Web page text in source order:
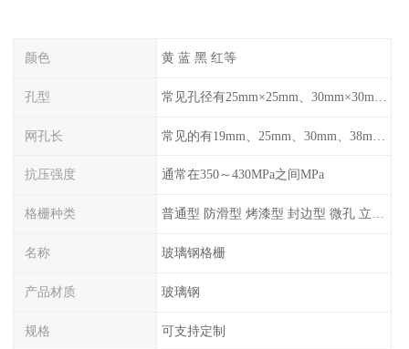
颜色 黄 蓝 黑 红等
孔型
网孔长
抗压强度 通常在350～430MPa之间MPa
格栅种类 普通型 防滑型 ‌烤漆型 封边型 ‌微孔 立体 加砂覆面型 平面型
名称 玻璃钢格栅
产品材质 玻璃钢
规格 可支持定制